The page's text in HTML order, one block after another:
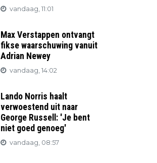
vandaag, 11:01
Max Verstappen ontvangt
fikse waarschuwing vanuit
Adrian Newey
vandaag, 14:02
Lando Norris haalt
verwoestend uit naar
George Russell: 'Je bent
niet goed genoeg'
vandaag, 08:57